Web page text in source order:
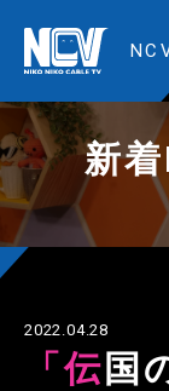
新
2022.04.28
「伝国の杜紅花サポーター活